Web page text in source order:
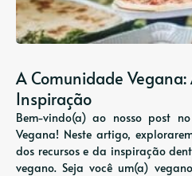
A Comunidade Vegana:
Inspiração
Bem-vindo(a) ao nosso post
Vegana! Neste artigo,
dos recursos e da inspiração
vegano. Seja você um(a)